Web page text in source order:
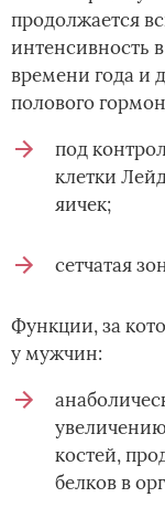
продолжается
интенсивность
времени года и
полового
под
клетки
яичек;
сетчатая
Функции, за
у мужчин:
костей,
белков в